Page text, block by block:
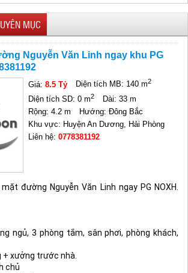
MỤC
Nguyễn Văn Linh ngay khu PG
Giá:8.5 Tỷ Diện tích MB: 140 m2
Diện tích SD: 0 m2
Dài: 33 m
Rộng: 4.2 m
Hướng: Đông Bắc
Khu vực: Huyện An Dương, Hải Phòng
Liên hệ:0778381192
đường Nguyễn Văn Linh ngay PG NOXH.
ngủ, 3 phòng tắm, sân phơi, phòng khách,
+ xưởng trước nhà.
chủ